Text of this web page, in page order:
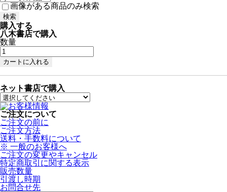
画像がある商品のみ検索
購入する
八木書店で購入
数量
ネット書店で購入
ご注文について
ご注文の前に
ご注文方法
送料・手数料について
※ 一般のお客様へ
ご注文の変更やキャンセル
特定商取引に関する表示
販売数量
引渡し時期
お問合せ先